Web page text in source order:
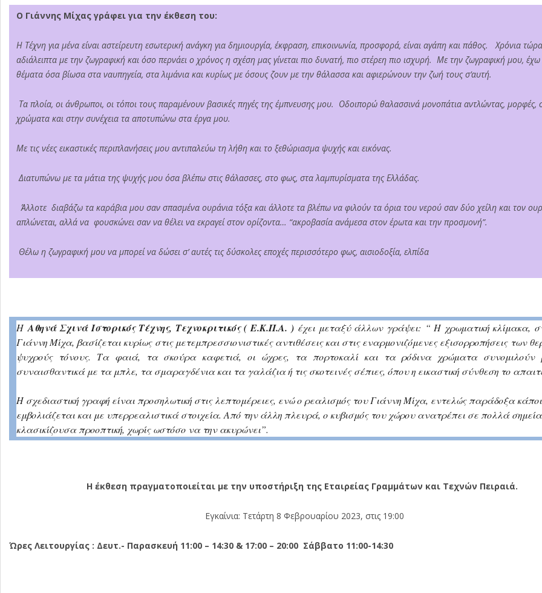
Ο Γιάννης Μίχας γράφει για την έκθεση του:
Η Τέχνη για μένα είναι αστείρευτη εσωτερική ανάγκη για δημιουργία, έκφραση, επικοινωνία, προσφορά, είναι αγάπη και πάθος. Χρόνια
αδιάλειπτα με την ζωγραφική και όσο περνάει ο χρόνος η σχέση μας γίνεται πιο δυνατή, πιο στέρεη πιο ισχυρή. Με την ζωγραφική μου,
θέματα όσα βίωσα στα ναυπηγεία, στα λιμάνια και κυρίως με όσους ζουν με την θάλασσα και αφιερώνουν την ζωή τους σ’αυτή.
Τα πλοία, οι άνθρωποι, οι τόποι τους παραμένουν βασικές πηγές της έμπνευσης μου. Οδοιπορώ θαλασσινά μονοπάτια αντλώντας, μορφές,
χρώματα και στην συνέχεια τα αποτυπώνω στα έργα μου.
Με τις νέες εικαστικές περιπλανήσεις μου αντιπαλεύω τη λήθη και το ξεθώριασμα ψυχής και εικόνας.
Διατυπώνω με τα μάτια της ψυχής μου όσα βλέπω στις θάλασσες, στο φως, στα λαμπυρίσματα της Ελλάδας.
Άλλοτε διαβάζω τα καράβια μου σαν σπασμένα ουράνια τόξα και άλλοτε τα βλέπω να φιλούν τα όρια του νερού σαν δύο χείλη και τον
απλώνεται, αλλά να φουσκώνει σαν να θέλει να εκραγεί στον ορίζοντα… “ακροβασία ανάμεσα στον έρωτα και την προσμονή”.
Θέλω η ζωγραφική μου να μπορεί να δώσει σ’ αυτές τις δύσκολες εποχές περισσότερο φως, αισιοδοξία, ελπίδα
Η Αθηνά Σχινά Ιστορικός Τέχνης, Τεχνοκριτικός ( Ε.Κ.Π.Α. ) έχει μεταξύ άλλων γράψει: “ Η χρωματική κλίμακα,
Γιάννη Μίχα, βασίζεται κυρίως στις μετεμπρεσσιονιστικές αντιθέσεις και στις εναρμονιζόμενες εξισορροπήσεις των
ψυχρούς τόνους. Τα φαιά, τα σκούρα καφετιά, οι ώχρες, τα πορτοκαλί και τα ρόδινα χρώματα συνομιλούν
συναισθαντικά με τα μπλε, τα σμαραγδένια και τα γαλάζια ή τις σκοτεινές σέπιες, όπου η εικαστική σύνθεση το
Η σχεδιαστική γραφή είναι προσηλωτική στις λεπτομέρειες, ενώ ο ρεαλισμός του Γιάννη Μίχα, εντελώς παράδοξα
εμβολιάζεται και με υπερρεαλιστικά στοιχεία. Από την άλλη πλευρά, ο κυβισμός του χώρου ανατρέπει σε πολλά
κλασικίζουσα προοπτική, χωρίς ωστόσο να την ακυρώνει”.
Η έκθεση πραγματοποιείται με την υποστήριξη της Εταιρείας Γραμμάτων και Τεχνών Πειραιά.
Εγκαίνια: Τετάρτη 8 Φεβρουαρίου 2023, στις 19:00
Ώρες Λειτουργίας : Δευτ.- Παρασκευή 11:00 – 14:30 & 17:00 – 20:00 Σάββατο